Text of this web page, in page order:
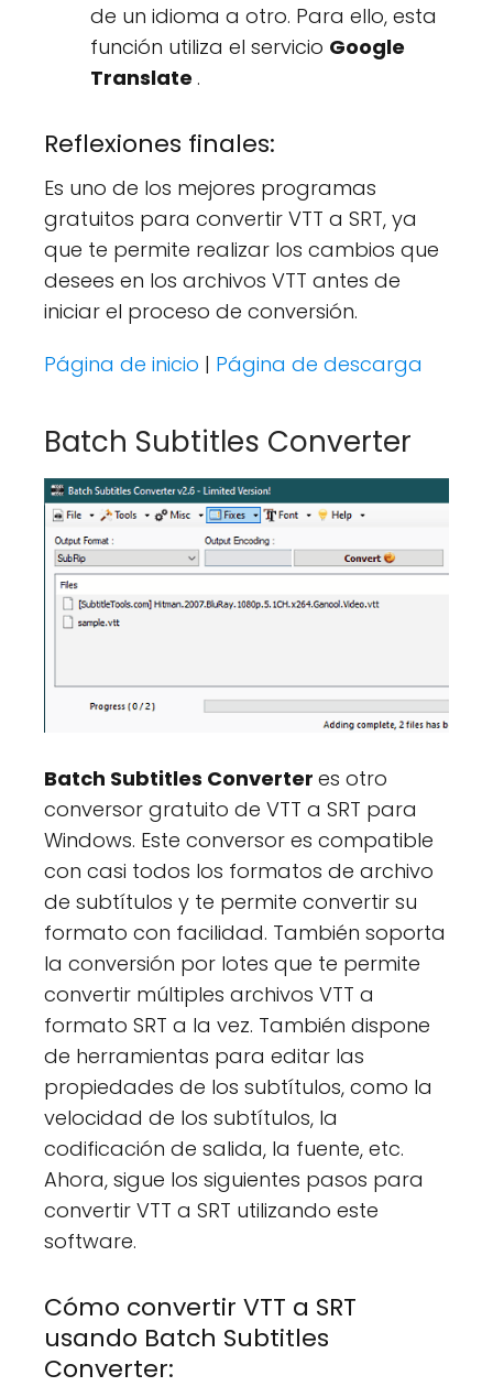
de un idioma a otro. Para ello, esta
función utiliza el servicio Google
Translate .
Reflexiones finales:
Es uno de los mejores programas
gratuitos para convertir VTT a SRT, ya
que te permite realizar los cambios que
desees en los archivos VTT antes de
iniciar el proceso de conversión.
Página de inicio | Página de descarga
Batch Subtitles Converter
Batch Subtitles Converter es otro
conversor gratuito de VTT a SRT para
Windows. Este conversor es compatible
con casi todos los formatos de archivo
de subtítulos y te permite convertir su
formato con facilidad. También soporta
la conversión por lotes que te permite
convertir múltiples archivos VTT a
formato SRT a la vez. También dispone
de herramientas para editar las
propiedades de los subtítulos, como la
velocidad de los subtítulos, la
codificación de salida, la fuente, etc.
Ahora, sigue los siguientes pasos para
convertir VTT a SRT utilizando este
software.
Cómo convertir VTT a SRT
usando Batch Subtitles
Converter: